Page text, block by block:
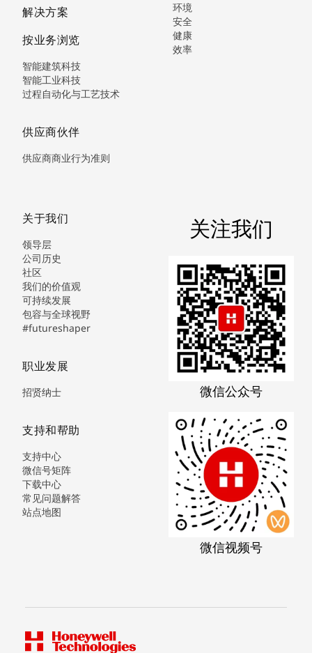
解决方案
按业务浏览
智能建筑科技
智能工业科技
过程自动化与工艺技术
供应商伙伴
供应商商业行为准则
环境
安全
健康
效率
关于我们
领导层
公司历史
社区
我们的价值观
可持续发展
包容与全球视野
#futureshaper
职业发展
招贤纳士
支持和帮助
支持中心
微信号矩阵
下载中心
常见问题解答
站点地图
关注我们
微信公众号
微信视频号